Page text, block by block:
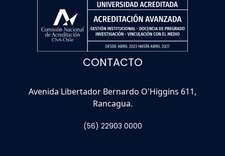
CONTACTO
Avenida Libertador Bernardo O'Higgins 611,
Rancagua.
(56) 22903 0000